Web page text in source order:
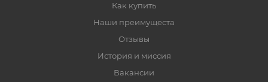
Как купить
Наши преимущеста
Отзывы
История и миссия
Вакансии